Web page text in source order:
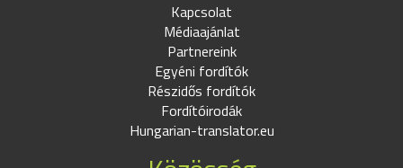
Kapcsolat
Médiaajánlat
Partnereink
Egyéni fordítók
Részidős fordítók
Fordítóirodák
Hungarian-translator.eu